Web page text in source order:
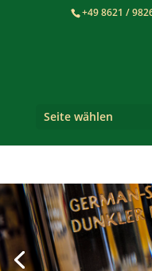
+49 8621 /
Seite wählen